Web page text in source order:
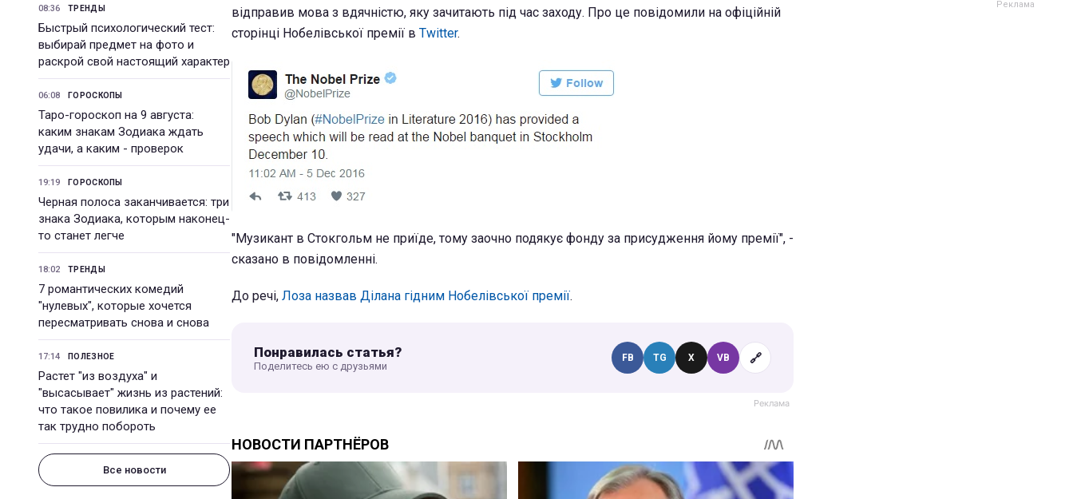
08:36 ТРЕНДЫ
Быстрый психологический тест:
выбирай предмет на фото и
раскрой свой настоящий характер
06:08 ГОРОСКОПЫ
Таро-гороскоп на 9 августа:
каким знакам Зодиака ждать
удачи, а каким - проверок
19:19 ГОРОСКОПЫ
Черная полоса заканчивается: три
знака Зодиака, которым наконец-
то станет легче
18:02 ТРЕНДЫ
7 романтических комедий
"нулевых", которые хочется
пересматривать снова и снова
17:14 ПОЛЕЗНОЕ
Растет "из воздуха" и
"высасывает" жизнь из растений:
что такое повилика и почему ее
так трудно побороть
Все новости
відправив мова з вдячністю, яку зачитають під час заходу. Про це повідомили на офіційній
сторінці Нобелівської премії в Twitter.
"Музикант в Стокгольм не приїде, тому заочно подякує фонду за присудження йому премії", -
сказано в повідомленні.
До речі, Лоза назвав Ділана гідним Нобелівської премії.
Понравилась статья?
Поделитесь ею с друзьями
FB TG X VB 🔗